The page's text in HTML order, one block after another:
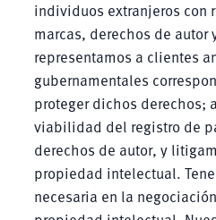
individuos extranjeros con
marcas, derechos de
representamos a clientes
gubernamentales
proteger dichos derechos;
viabilidad del registro de
derechos de autor, y
propiedad intelectual.
necesaria en la